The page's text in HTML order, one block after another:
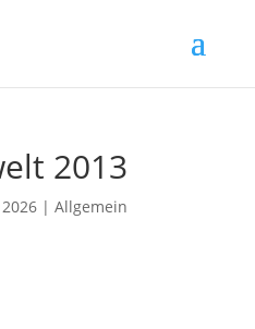
2013
| Allgemein